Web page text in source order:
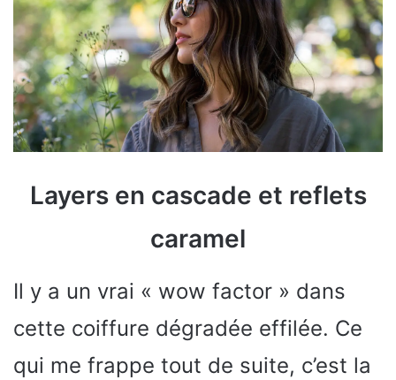
Layers en cascade et reflets
caramel
Il y a un vrai « wow factor » dans
cette coiffure dégradée effilée. Ce
qui me frappe tout de suite, c’est la